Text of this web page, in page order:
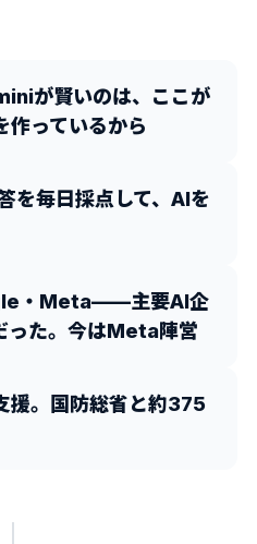
が賢いのは、ここが
作っているから
を毎日採点して、AIを
・Meta——主要AI企
った。今はMeta陣営
援。国防総省と約375